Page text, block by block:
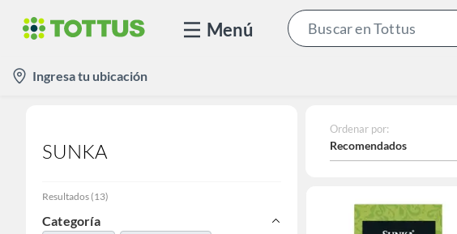
Menú
location-
icon
Ingresa tu ubicación
SUNKA
Resultados (13)
Categoría
Ordenar por:
Recomendados